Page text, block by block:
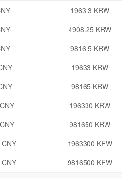
1963.3 KRW
4908.25 KRW
9816.5 KRW
19633 KRW
98165 KRW
196330 KRW
981650 KRW
1963300 KRW
9816500 KRW